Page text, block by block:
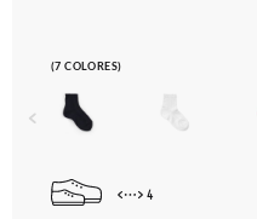
(7 COLORES)
4